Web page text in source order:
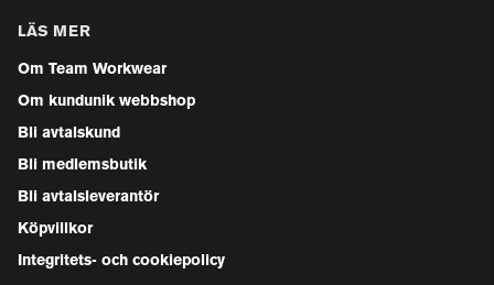
LÄS MER
Om Team Workwear
Om kundunik webbshop
Bli avtalskund
Bli medlemsbutik
Bli avtalsleverantör
Köpvillkor
Integritets- och cookiepolicy